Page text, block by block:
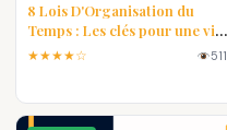
8 Lois D'Organisation du
Temps : Les clés pour une vie
plus efficace
★★★★☆ 511